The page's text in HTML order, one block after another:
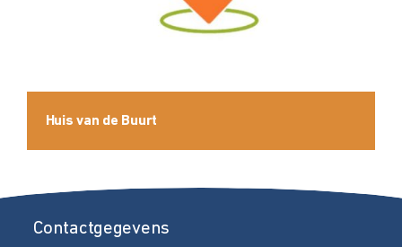
Huis van de Buurt
Contactgegevens